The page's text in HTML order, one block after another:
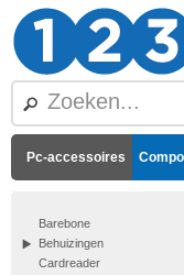
Pc-accessoires
Barebone
Behuizingen
Cardreader